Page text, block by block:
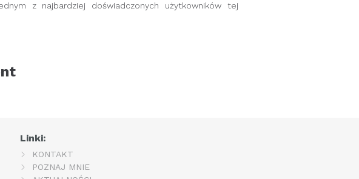
z najbardziej doświadczonych użytkowników tej
Linki:
KONTAKT
POZNAJ MNIE